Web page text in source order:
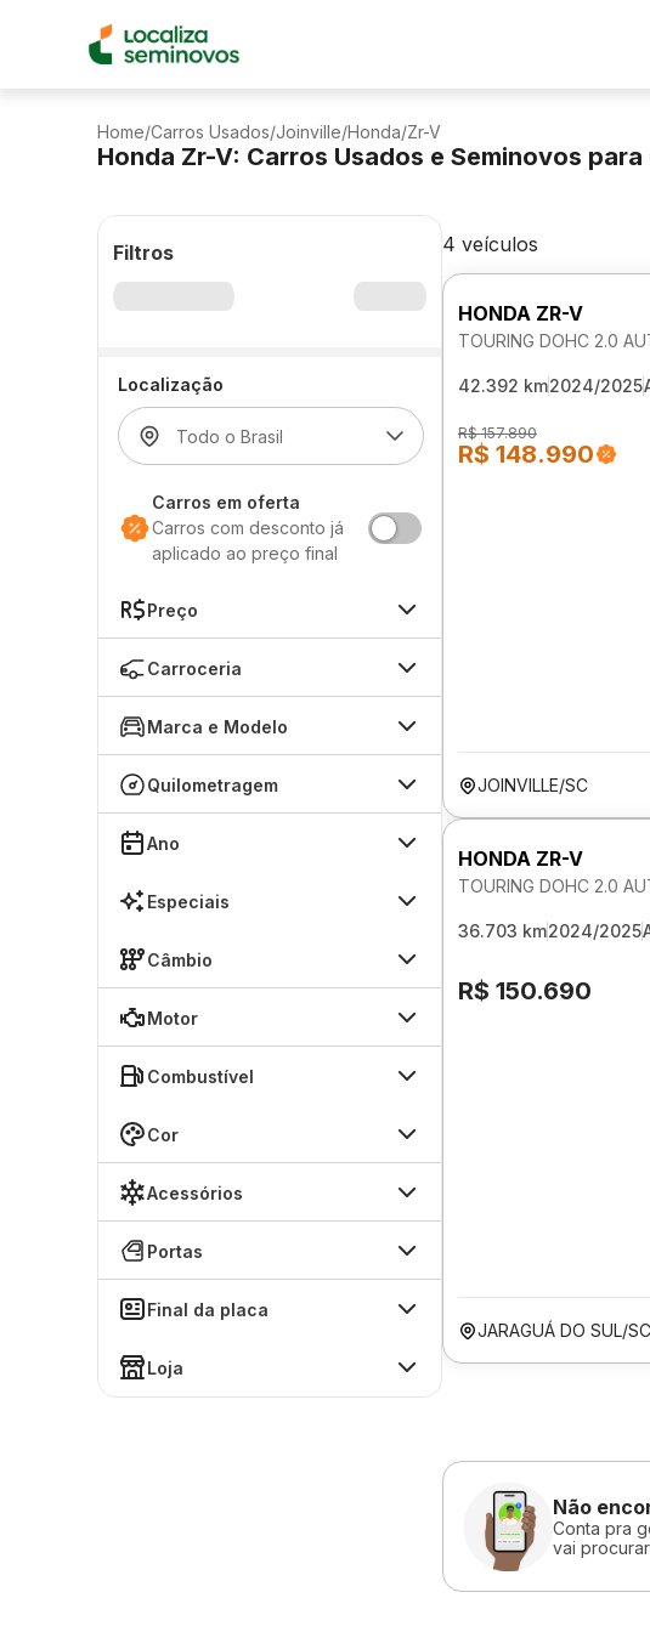
Home/Carros Usados/Joinville/Honda/Zr-V
Honda Zr-V: Carros Usados e Seminovos
Filtros
Localização
Carros em oferta
Carros com desconto já
aplicado ao preço final
Preço
Carroceria
Marca e Modelo
Quilometragem
Ano
Especiais
Câmbio
Motor
Combustível
Cor
Acessórios
Portas
Final da placa
Loja
4 veículos
HONDA ZR-V
TOURING DOHC 2.0
42.392 km2024/2025
R$ 157.890
R$ 148.990
JOINVILLE/SC
HONDA ZR-V
TOURING DOHC 2.0
36.703 km2024/2025
R$ 150.690
JARAGUÁ DO SUL/SC
Não
Conta pra
vai